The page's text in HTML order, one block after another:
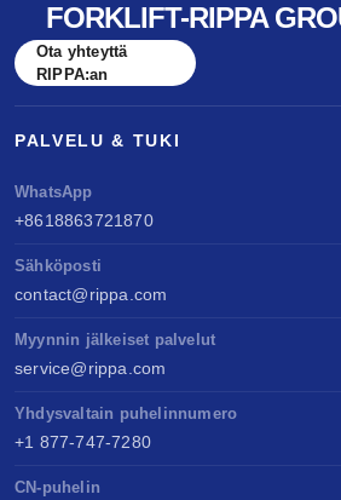
FORKLIFT-RIPPA
Ota yhteyttä
RIPPA:an
PALVELU & TUKI
WhatsApp
+8618863721870
Sähköposti
contact@rippa.com
Myynnin jälkeiset palvelut
service@rippa.com
Yhdysvaltain puhelinnumero
+1 877-747-7280
CN-puhelin